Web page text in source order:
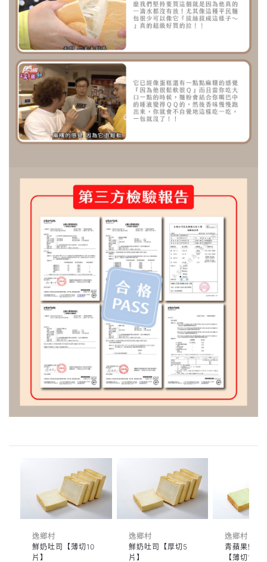
逸鄉村
鮮奶吐司【薄切10
片】
逸鄉村
鮮奶吐司【厚切5
片】
逸鄉村
青蘋果鮮奶
【薄切10片